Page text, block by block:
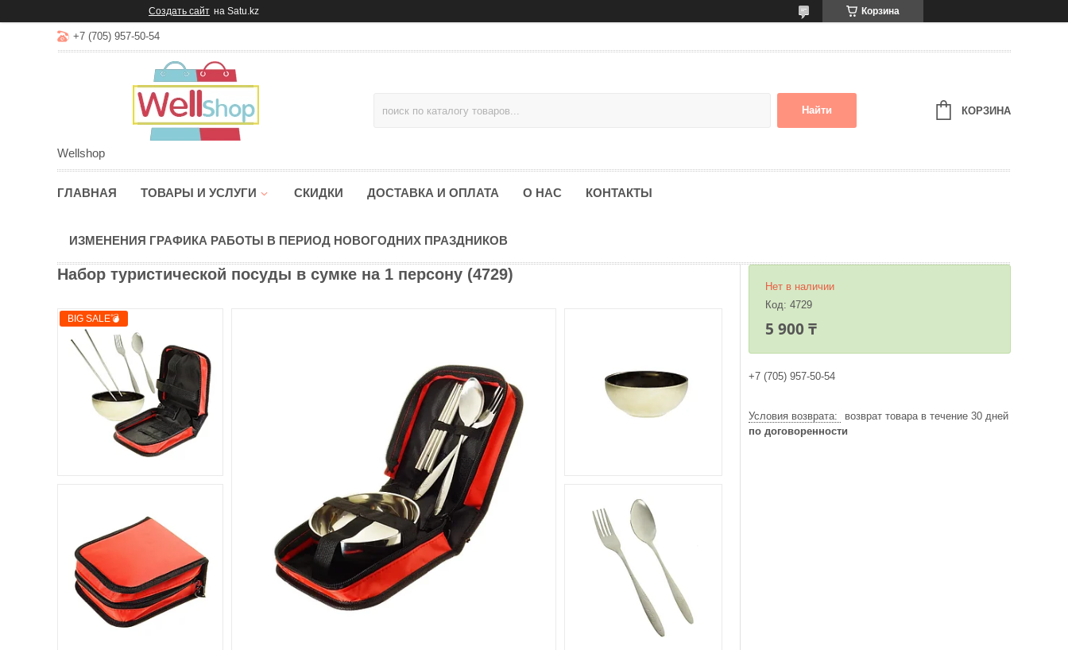
Создать сайт на Satu.kz Корзина
+7 (705) 957-50-54
Wellshop
Найти КОРЗИНА
ГЛАВНАЯ ТОВАРЫ И УСЛУГИ СКИДКИ ДОСТАВКА И ОПЛАТА О НАС КОНТАКТЫ
ИЗМЕНЕНИЯ ГРАФИКА РАБОТЫ В ПЕРИОД НОВОГОДНИХ ПРАЗДНИКОВ
Набор туристической посуды в сумке на 1 персону (4729)
BIG SALE💣
Нет в наличии
Код: 4729
5 900 ₸
+7 (705) 957-50-54
возврат товара в течение 30 дней
по договоренности